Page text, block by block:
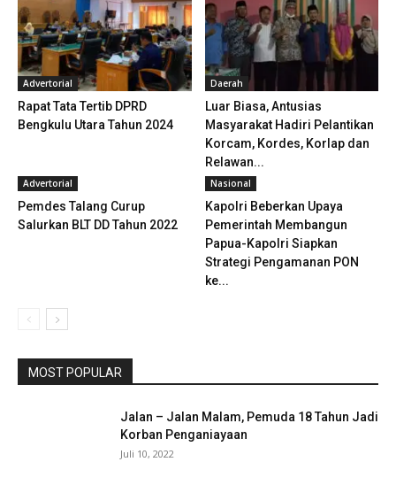
Advertorial
Rapat Tata Tertib DPRD
Bengkulu Utara Tahun 2024
Daerah
Luar Biasa, Antusias
Masyarakat Hadiri Pelantikan
Korcam, Kordes, Korlap dan
Relawan...
Advertorial
Pemdes Talang Curup
Salurkan BLT DD Tahun 2022
Nasional
Kapolri Beberkan Upaya
Pemerintah Membangun
Papua-Kapolri Siapkan
Strategi Pengamanan PON
ke...
MOST POPULAR
Jalan – Jalan Malam, Pemuda 18 Tahun Jadi
Korban Penganiayaan
Juli 10, 2022